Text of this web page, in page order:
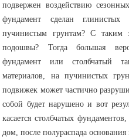
подвержен воздействию
фундамент сделан глинистых
пучинистым грунтам? С таким
подошвы? Тогда большая
фундамент или столбчатый
материалов, на пучинистых
подвижек может частично
собой будет нарушено и вот
касается столбчатых
дом, после полураспада